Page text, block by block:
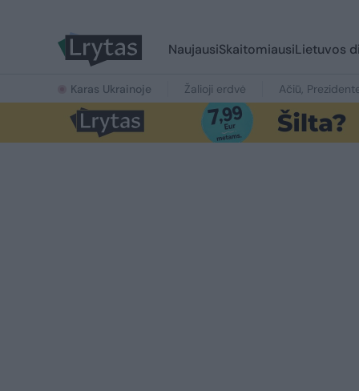
NaujausiSkaitomiausiLietuvos
Karas Ukrainoje Žalioji erdvė Ačiū,